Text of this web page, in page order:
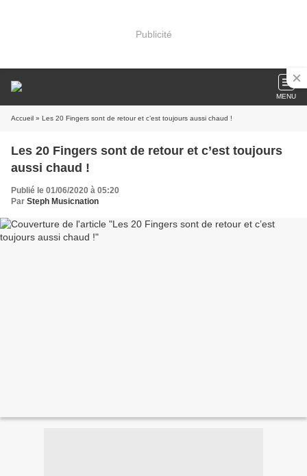
Publicité
MENU
Accueil » Les 20 Fingers sont de retour et c’est toujours aussi chaud !
Les 20 Fingers sont de retour et c’est toujours
aussi chaud !
Publié le 01/06/2020 à 05:20
Par Steph Musicnation